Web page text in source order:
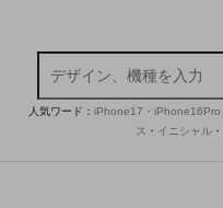
人気ワード： iPhone17・iPhone16Pro
ス ・ イニシャル ・